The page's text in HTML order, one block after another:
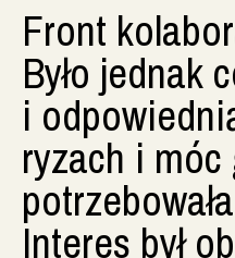
Front
Było jednak
i
ryzach i móc
Interes był